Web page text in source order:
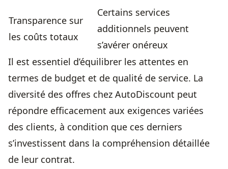
Transparence sur
les coûts totaux
Certains services
additionnels peuvent
s’avérer onéreux
Il est essentiel d’équilibrer les attentes en
termes de budget et de qualité de service. La
diversité des offres chez AutoDiscount peut
répondre efficacement aux exigences variées
des clients, à condition que ces derniers
s’investissent dans la compréhension détaillée
de leur contrat.